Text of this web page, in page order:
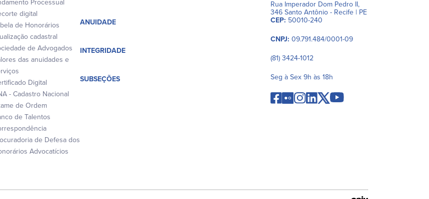
Processual
digital
de Honorários
cadastral
de Advogados
das anuidades e
Digital
- Cadastro Nacional
de Ordem
de Talentos
de Defesa dos
Advocatícios
ANUIDADE
INTEGRIDADE
SUBSEÇÕES
Rua Imperador Dom Pedro II,
346 Santo Antônio - Recife | PE
CEP: 50010-240
CNPJ: 09.791.484/0001-09
(81) 3424-1012
Seg à Sex 9h às 18h